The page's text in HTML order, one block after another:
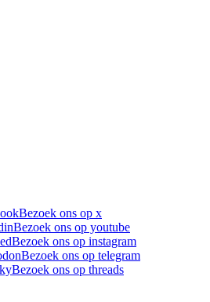
Bezoek ons op x
Bezoek ons op youtube
Bezoek ons op instagram
Bezoek ons op telegram
Bezoek ons op threads